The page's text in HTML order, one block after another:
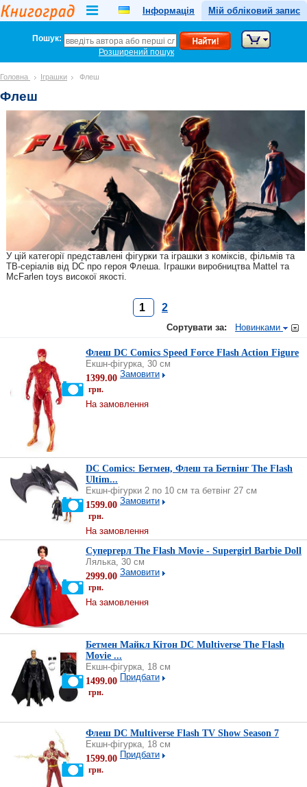
Інформація Мій обліковий запис
Пошук:
Розширений пошук
Головна Іграшки Флеш
Флеш
У цій категорії представлені фігурки та іграшки з коміксів, фільмів та
ТВ-серіалів від DC про героя Флеша. Іграшки виробництва Mattel та
McFarlen toys високої якості.
1 2
Сортувати за: Новинками
Флеш DC Comics Speed ​​Force Flash Action Figure
Екшн-фігурка, 30 см
1399.00
грн.
Замовити
На замовлення
DC Comics: Бетмен, Флеш та Бетвінг The Flash
Ultim...
Екшн-фігурки 2 по 10 см та бетвінг 27 см
1599.00
грн.
Замовити
На замовлення
Супергерл The Flash Movie - Supergirl Barbie Doll
Лялька, 30 см
2999.00
грн.
Замовити
На замовлення
Бетмен Майкл Кітон DC Multiverse The Flash
Movie ...
Екшн-фігурка, 18 см
1499.00
грн.
Придбати
Флеш DC Multiverse Flash TV Show Season 7
Екшн-фігурка, 18 см
1599.00
грн.
Придбати